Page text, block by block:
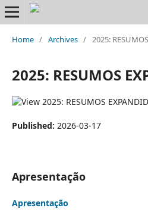
Home / Archives / 2025:
2025: RESUMOS
Published: 2026-03-17
Apresentação
Apresentação